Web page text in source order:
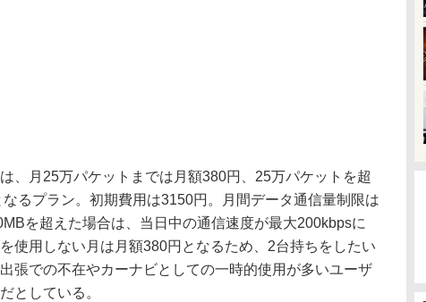
、月25万パケットまでは月額380円、25万パケットを超
るプラン。初期費用は3150円。月間データ通信量制限は
を超えた場合は、当日中の通信速度が最大200kbpsに
使用しない月は月額380円となるため、2台持ちをしたい
張での不在やカーナビとしての一時的使用が多いユーザ
としている。